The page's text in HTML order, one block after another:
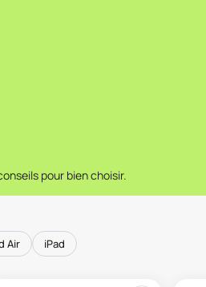
pour bien choisir.
Air iPad